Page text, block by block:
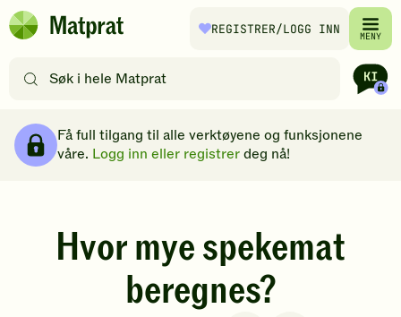
Hopp til hovedinnhold
Matprat
REGISTRER/LOGG INN MENY
etter
filtre
Få full tilgang til alle verktøyene og funksjonene
våre. Logg inn eller registrerdeg nå!
Hvor mye spekemat
beregnes?